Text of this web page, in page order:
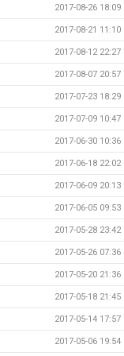
2017-08-26 18:09
2017-08-21 11:10
2017-08-12 22:27
2017-08-07 20:57
2017-07-23 18:29
2017-07-09 10:47
2017-06-30 10:36
2017-06-18 22:02
2017-06-09 20:13
2017-06-05 09:53
2017-05-28 23:42
2017-05-26 07:36
2017-05-20 21:36
2017-05-18 21:45
2017-05-14 17:57
2017-05-06 19:54